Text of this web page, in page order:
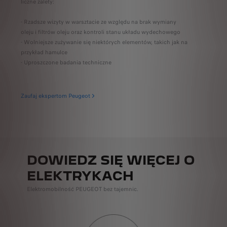
liczne zalety:
- Rzadsze wizyty w warsztacie ze względu na brak wymiany
oleju i filtrów oleju oraz kontroli stanu układu wydechowego
- Wolniejsze zużywanie się niektórych elementów, takich jak na
przykład hamulce
- Uproszczone badania techniczne
Zaufaj ekspertom Peugeot
DOWIEDZ SIĘ WIĘCEJ O
ELEKTRYKACH
Elektromobilność PEUGEOT bez tajemnic.